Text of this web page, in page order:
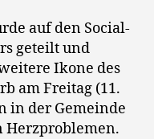
auf den Social-
geteilt und
Ikone des
am Freitag (11.
in der Gemeinde
Herzproblemen.